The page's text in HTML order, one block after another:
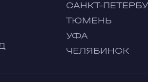
САНКТ-
ТЮМЕНЬ
УФА
ЧЕЛЯБИНСК